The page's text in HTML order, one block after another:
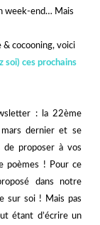
week-end… Mais
& cocooning, voici
soi) ces prochains
: la 22ème
marsdernier et se
de proposer à vos
poèmes ! Pour ce
dans notre
sur soi ! Mais pas
étant d’écrire un